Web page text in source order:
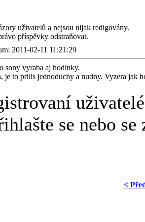
uživatelů a nejsou nijak redigovány.
příspěvky odstraňovat.
2011-02-11 11:21:29
sony vyraba aj hodinky.
je to prilis jednoduchy a nudny. Vyzera jak
se nebo
<